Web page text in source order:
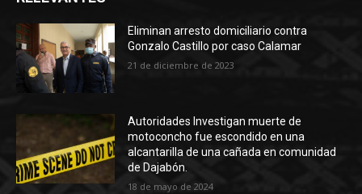
Eliminan arresto domiciliario contra
Gonzalo Castillo por caso Calamar
21 de diciembre de 2023
Autoridades Investigan muerte de
motoconcho fue escondido en una
alcantarilla de una cañada en comunidad
de Dajabón.
18 de mayo de 2024